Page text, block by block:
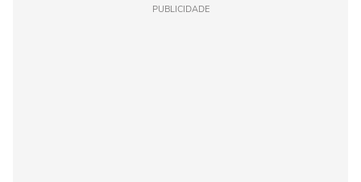
PUBLICIDADE